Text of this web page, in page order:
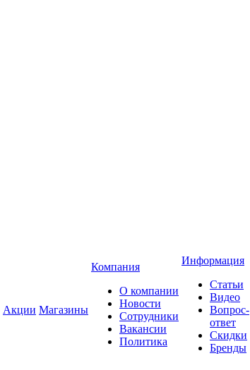
Акции Магазины
Компания
О компании
Новости
Сотрудники
Вакансии
Политика
Информация
Статьи
Видео
Вопрос-
ответ
Скидки
Бренды